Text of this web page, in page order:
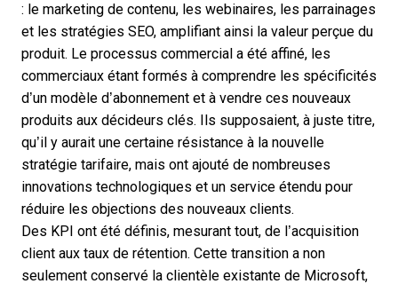
: le marketing de contenu, les webinaires, les parrainages
et les stratégies SEO, amplifiant ainsi la valeur perçue du
produit. Le processus commercial a été affiné, les
commerciaux étant formés à comprendre les spécificités
d’un modèle d’abonnement et à vendre ces nouveaux
produits aux décideurs clés. Ils supposaient, à juste titre,
qu’il y aurait une certaine résistance à la nouvelle
stratégie tarifaire, mais ont ajouté de nombreuses
innovations technologiques et un service étendu pour
réduire les objections des nouveaux clients.
Des KPI ont été définis, mesurant tout, de l’acquisition
client aux taux de rétention. Cette transition a non
seulement conservé la clientèle existante de Microsoft,